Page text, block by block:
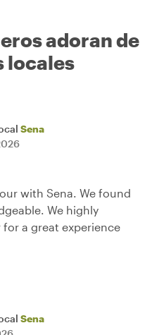
adoran de
locales
Sena
with Sena. We found
We highly
a great experience
Sena